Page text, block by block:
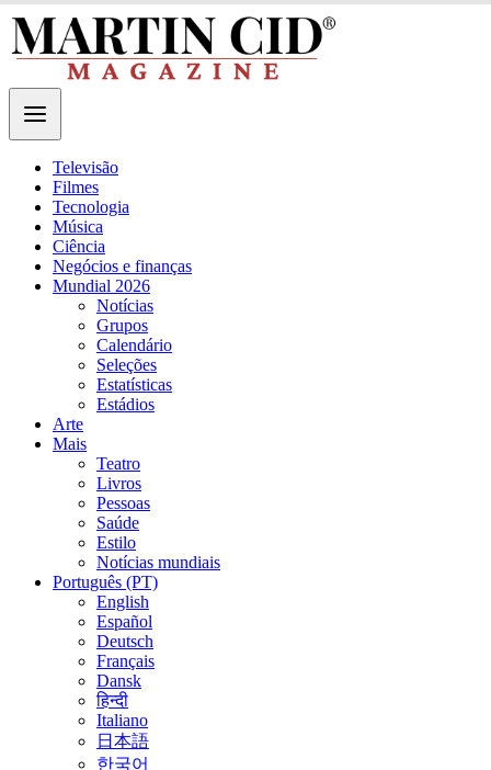
Televisão
Filmes
Tecnologia
Música
Ciência
Negócios e finanças
Mundial 2026
Notícias
Grupos
Calendário
Seleções
Estatísticas
Estádios
Arte
Mais
Teatro
Livros
Pessoas
Saúde
Estilo
Notícias mundiais
Português (PT)
English
Español
Deutsch
Français
Dansk
हिन्दी
Italiano
日本語
한국어